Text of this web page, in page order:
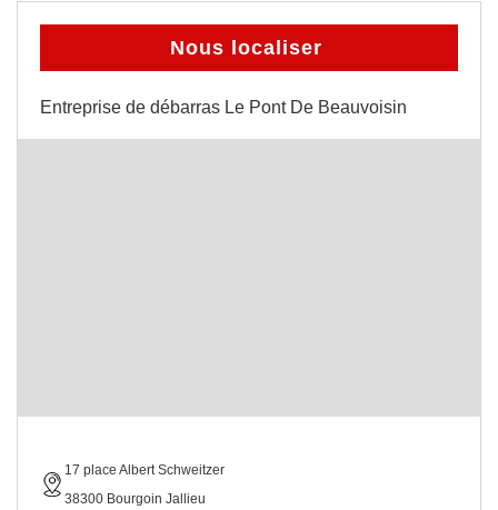
Nous localiser
Entreprise de débarras Le Pont De Beauvoisin
17 place Albert Schweitzer
38300 Bourgoin Jallieu